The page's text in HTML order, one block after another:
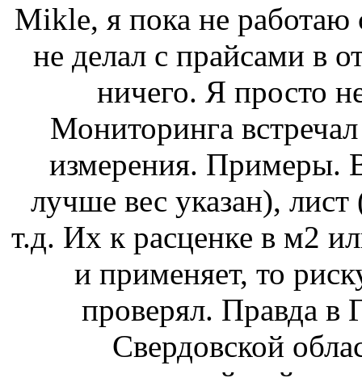
Mikle, я пока не
не делал с прайсами в
ничего. Я просто
Мониторинга
измерения. Примеры.
лучше вес указан), лист
т.д. Их к расценке в м2
и применяет, то
проверял. Правда в
Свердовской